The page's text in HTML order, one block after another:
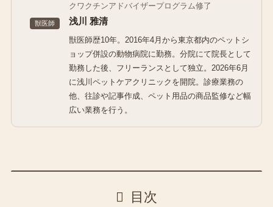
獣医師
クワクチンアドバイザープログラム修了
浅川 雅清
獣医師歴10年。2016年4月から東京都内のペットシ
ョップ併設の動物病院に勤務。分院にて院長として
勤務した後、フリーランスとして独立。2026年6月
に浅川ペットケアクリニックを開院。診療業務の
他、往診や記事作成、ペット用品の商品監修など幅
広い業務を行う。
目次